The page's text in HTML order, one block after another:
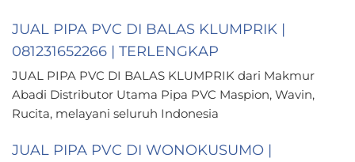
JUAL PIPA PVC DI BALAS KLUMPRIK |
081231652266 | TERLENGKAP
JUAL PIPA PVC DI BALAS KLUMPRIK dari Makmur
Abadi Distributor Utama Pipa PVC Maspion, Wavin,
Rucita, melayani seluruh Indonesia
JUAL PIPA PVC DI WONOKUSUMO |